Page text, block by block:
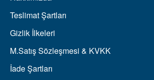
Teslimat Şartları
Gizlik İlkeleri
M.Satış Sözleşmesi & KVKK
İade Şartları